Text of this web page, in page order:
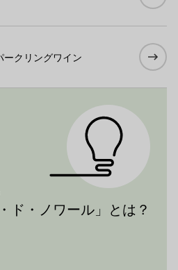
ークリングワイン
ド・ノワール」とは？